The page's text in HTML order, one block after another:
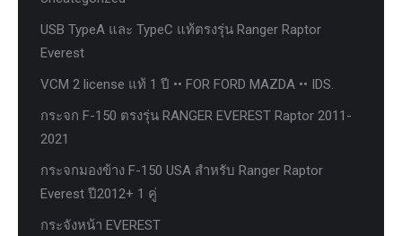
USB TypeA และ TypeC แท้ตรงรุ่น Ranger Raptor
Everest
VCM 2 license แท้ 1 ปี •• FOR FORD MAZDA •• IDS.
กระจก F-150 ตรงรุ่น RANGER EVEREST Raptor 2011-
2021
กระจกมองข้าง F-150 USA สำหรับ Ranger Raptor
Everest ปี2012+ 1 คู่
กระจังหน้า EVEREST